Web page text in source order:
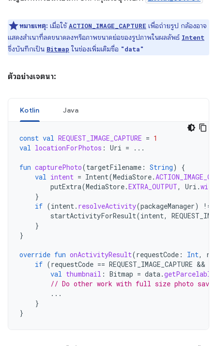
หมายเหตุ: เมื่อใช้ACTION_IMAGE_CAPTURE เพื่อถ่ายรูป กล้องอาจ
แสดงสำเนาที่ลดขนาดลงหรือภาพขนาดย่อของรูปภาพในผลลัพธ์ Intent
ซึ่งบันทึกเป็น Bitmap ในช่องเพิ่มเติมชื่อ "data"
ตัวอย่างเจตนา:
Kotlin Java
const val REQUEST_IMAGE_CAPTURE = 1
val locationForPhotos : Uri = ...
fun capturePhoto(targetFilename : String)
{
val intent = Intent(MediaStore.
putExtra(MediaStore.EXTRA_OUTPUT, Uri .
}
if (intent. resolveActivity(packageManager) !=
startActivityForResult(intent,
}
}
override fun onActivityResult(requestCode : Int,
if (requestCode == REQUEST_IMAGE_CAPTURE &&
val thumbnail : Bitmap = data.
// Do other work with full size photo
...
}
}